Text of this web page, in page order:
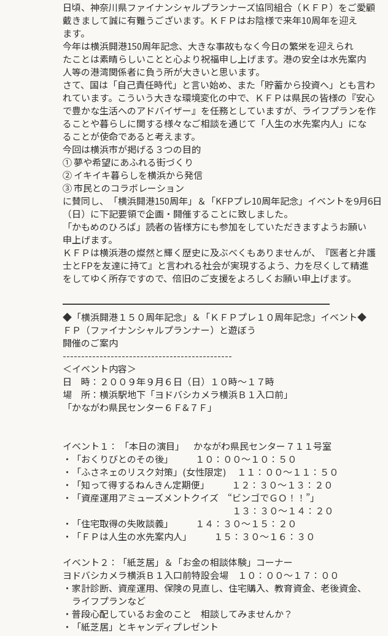
日頃、神奈川県ファイナンシャルプランナーズ協同組合（ＫＦＰ）をご愛顧
戴きまして誠に有難うございます。ＫＦＰはお陰様で来年10周年を迎え
ます。
今年は横浜開港150周年記念、大きな事故もなく今日の繁栄を迎えられ
たことは素晴らしいことと心より祝福申し上げます。港の安全は水先案内
人等の港湾関係者に負う所が大きいと思います。
さて、国は「自己責任時代」と言い始め、また「貯蓄から投資へ」とも言わ
れています。こういう大きな環境変化の中で、ＫＦＰは県民の皆様の『安心
で豊かな生活へのアドバイザー』を任務としていますが、ライフプランを作
ることや暮らしに関する様々なご相談を通じて「人生の水先案内人」にな
ることが使命であると考えます。
今回は横浜市が掲げる３つの目的
① 夢や希望にあふれる街づくり
② イキイキ暮らしを横浜から発信
③ 市民とのコラボレーション
に賛同し、「横浜開港150周年」＆「KFPプレ10周年記念」イベントを9月6日
（日）に下記要領で企画・開催することに致しました。
「かもめのひろば」読者の皆様方にも参加をしていただきますようお願い
申上げます。
ＫＦＰは横浜港の燦然と輝く歴史に及ぶべくもありませんが、『医者と弁護
士とFPを友達に持て』と言われる社会が実現するよう、力を尽くして精進
をしてゆく所存ですので、倍旧のご支援をよろしくお願い申上げます。
━━━━━━━━━━━━━━━━━━━━━━━━━━━━━
◆「横浜開港１５０周年記念」＆「ＫＦＰプレ１０周年記念」イベント◆
ＦＰ（ファイナンシャルプランナー）と遊ぼう
開催のご案内
----------------------------------------------
＜イベント内容＞
日 時：２００９年９月６日（日）１０時～１７時
場 所：横浜駅地下「ヨドバシカメラ横浜Ｂ１入口前」
「かながわ県民センター６Ｆ&７Ｆ」
イベント１： 「本日の演目」 かながわ県民センター７１１号室
・「おくりびとのその後」 １０：００～１０：５０
・「ふさネェのリスク対策」(女性限定) １１：００～１１：５０
・「知って得するねんきん定期便」 １２：３０～１３：２０
・「資産運用アミューズメントクイズ “ビンゴでＧＯ！！”」
１３：３０～１４：２０
・「住宅取得の失敗談義」 １４：３０～１５：２０
・「ＦＰは人生の水先案内人」 １５：３０～１６：３０
イベント２：「紙芝居」＆「お金の相談体験」コーナー
ヨドバシカメラ横浜Ｂ１入口前特設会場 １０：００～１７：００
・家計診断、資産運用、保険の見直し、住宅購入、教育資金、老後資金、
ライフプランなど
・普段心配しているお金のこと 相談してみませんか？
・「紙芝居」とキャンディプレゼント